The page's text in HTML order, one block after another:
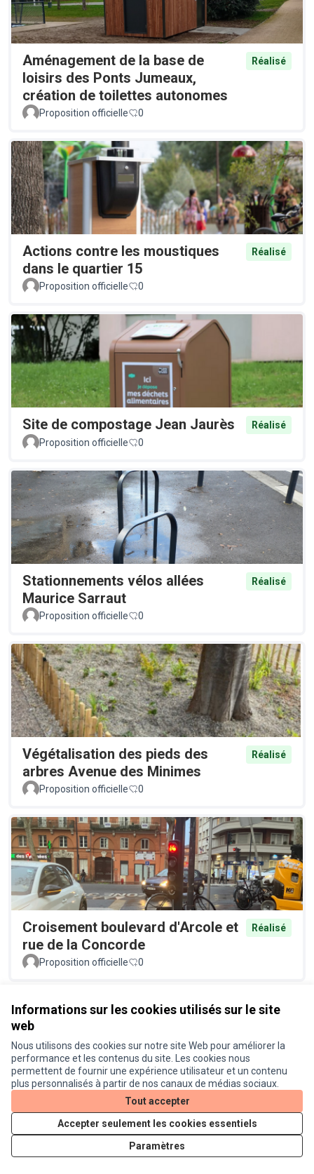
Informations sur les cookies utilisés sur le site
web
Nous utilisons des cookies sur notre site Web pour améliorer la
performance et les contenus du site. Les cookies nous
permettent de fournir une expérience utilisateur et un contenu
plus personnalisés à partir de nos canaux de médias sociaux.
Tout accepter
Accepter seulement les cookies essentiels
Paramètres
Aménagement de la base de
loisirs des Ponts Jumeaux,
création de toilettes autonomes
Réalisé
Proposition officielle 0
Actions contre les moustiques
dans le quartier 15
Réalisé
Proposition officielle 0
Site de compostage Jean Jaurès
Réalisé
Proposition officielle
0
Stationnements vélos allées
Maurice Sarraut
Réalisé
Proposition officielle 0
Végétalisation des pieds des
arbres Avenue des Minimes
Réalisé
Proposition officielle 0
Croisement boulevard d'Arcole et
rue de la Concorde
Réalisé
Proposition officielle 0
Piège anti-moustiques à
Bagatelle
réalisation
Proposition officielle
0